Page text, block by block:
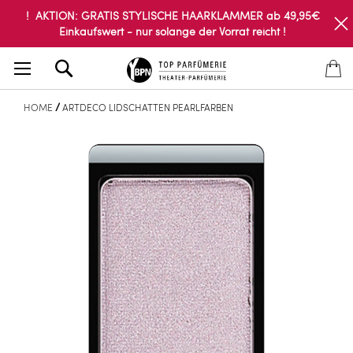
! AKTION: GRATIS STYLISCHE HAARKLAMMER ab 49,95€
Einkaufswert - nur solange der Vorrat reicht !
HOME ARTDECO LIDSCHATTEN PEARLFARBEN